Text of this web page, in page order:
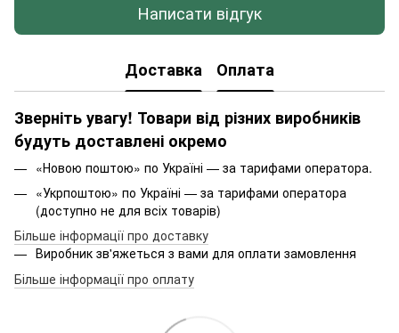
Написати відгук
Доставка Оплата
Зверніть увагу! Товари від різних виробників
будуть доставлені окремо
«Новою поштою» по Україні — за тарифами оператора.
«Укрпоштою» по Україні — за тарифами оператора
(доступно не для всіх товарів)
Більше інформації про доставку
Виробник зв'яжеться з вами для оплати замовлення
Більше інформації про оплату